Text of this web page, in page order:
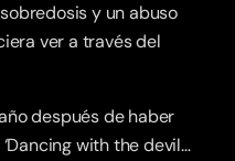
y un abuso
ver a través del
después de haber
with the devil…